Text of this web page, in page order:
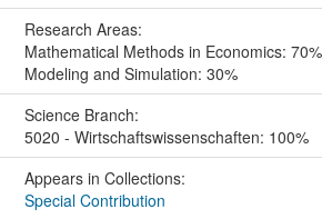
Research Areas:
Mathematical Methods in Economics: 70%
Modeling and Simulation: 30%
Science Branch:
5020 - Wirtschaftswissenschaften: 100%
Appears in Collections:
Special Contribution